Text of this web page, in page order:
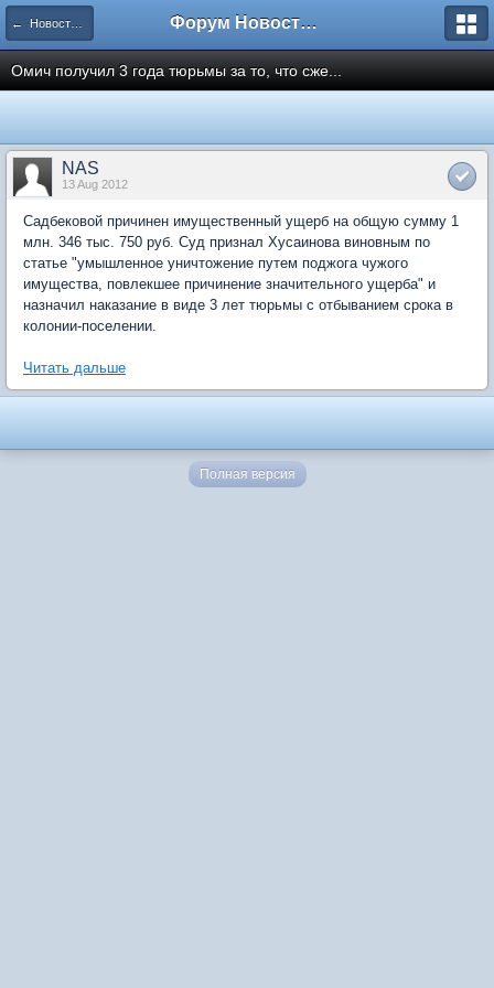
← Новости рынка недвижимости Форум Новостройки
Омич получил 3 года тюрьмы за то, что сже...
NAS
13 Aug 2012
Садбековой причинен имущественный ущерб на общую сумму 1
млн. 346 тыс. 750 руб. Суд признал Хусаинова виновным по
статье "умышленное уничтожение путем поджога чужого
имущества, повлекшее причинение значительного ущерба" и
назначил наказание в виде 3 лет тюрьмы с отбыванием срока в
колонии-поселении.
Читать дальше
Полная версия